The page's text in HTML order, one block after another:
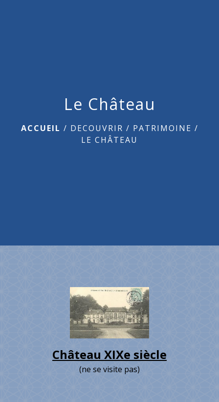
Le Château
ACCUEIL / DECOUVRIR / PATRIMOINE /
LE CHÂTEAU
Château XIXe siècle
(ne se visite pas)